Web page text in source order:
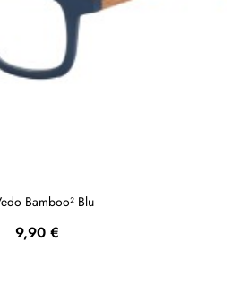
T-Vedo Bamboo² Blu
Prezzo
9,90 €